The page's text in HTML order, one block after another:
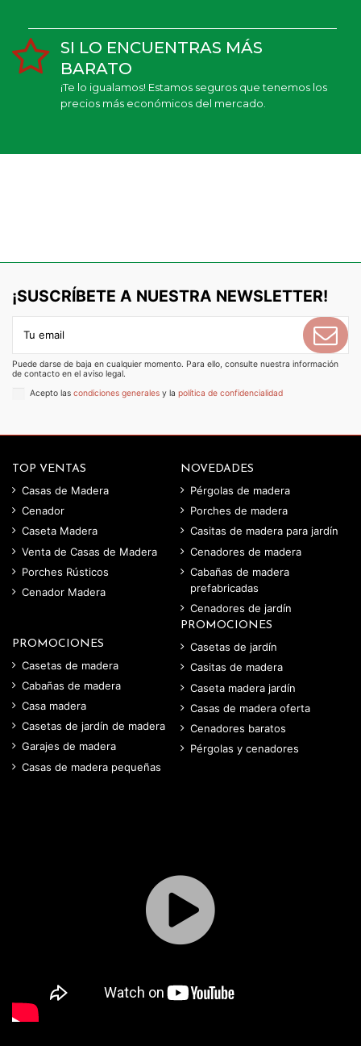
SI LO ENCUENTRAS MÁS
BARATO
¡Te lo igualamos! Estamos seguros que tenemos los
precios más económicos del mercado.
¡SUSCRÍBETE A NUESTRA NEWSLETTER!
Puede darse de baja en cualquier momento. Para ello, consulte nuestra información
de contacto en el aviso legal.
Acepto las condiciones generales y la política de confidencialidad
TOP VENTAS
Casas de Madera
Cenador
Caseta Madera
Venta de Casas de Madera
Porches Rústicos
Cenador Madera
NOVEDADES
Pérgolas de madera
Porches de madera
Casitas de madera para jardín
Cenadores de madera
Cabañas de madera
prefabricadas
Cenadores de jardín
PROMOCIONES
Casetas de madera
Cabañas de madera
Casa madera
Casetas de jardín de madera
Garajes de madera
Casas de madera pequeñas
PROMOCIONES
Casetas de jardín
Casitas de madera
Caseta madera jardín
Casas de madera oferta
Cenadores baratos
Pérgolas y cenadores